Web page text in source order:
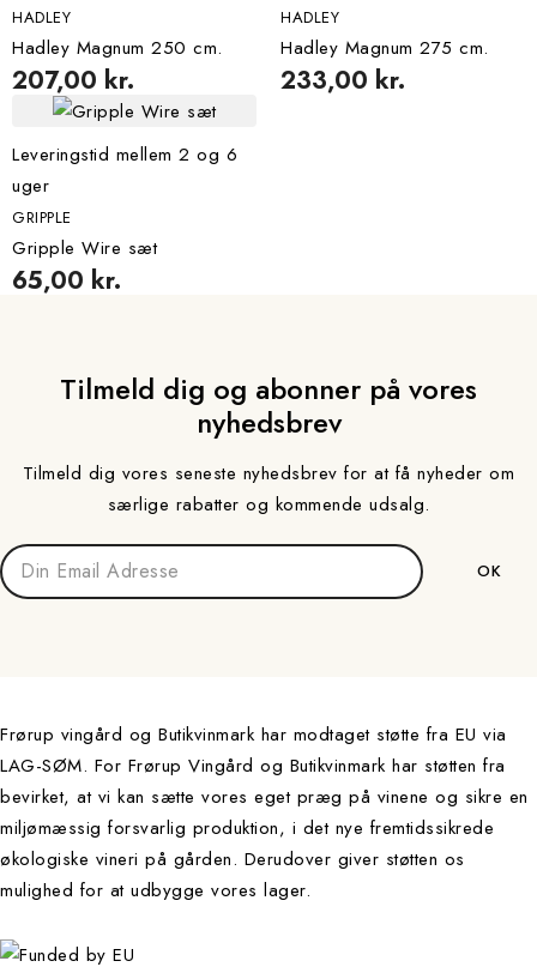
HADLEY
Hadley Magnum 250 cm.
207,00 kr.
HADLEY
Hadley Magnum 275 cm.
233,00 kr.
Leveringstid mellem 2 og 6
uger
GRIPPLE
Gripple Wire sæt
65,00 kr.
Tilmeld dig og abonner på vores
nyhedsbrev
Tilmeld dig vores seneste nyhedsbrev for at få nyheder om
særlige rabatter og kommende udsalg.
Frørup vingård og Butikvinmark har modtaget støtte fra EU via
LAG-SØM. For Frørup Vingård og Butikvinmark har støtten fra
bevirket, at vi kan sætte vores eget præg på vinene og sikre en
miljømæssig forsvarlig produktion, i det nye fremtidssikrede
økologiske vineri på gården. Derudover giver støtten os
mulighed for at udbygge vores lager.